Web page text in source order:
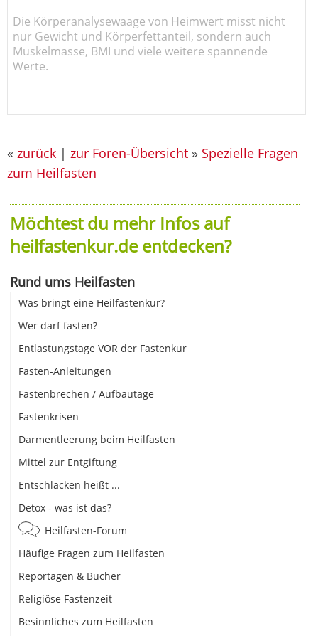
Die Körperanalysewaage von Heimwert misst nicht
nur Gewicht und Körperfettanteil, sondern auch
Muskelmasse, BMI und viele weitere spannende
Werte.
« zurück | zur Foren-Übersicht » Spezielle Fragen
zum Heilfasten
Möchtest du mehr Infos auf
heilfastenkur.de entdecken?
Rund ums Heilfasten
Was bringt eine Heilfastenkur?
Wer darf fasten?
Entlastungstage VOR der Fastenkur
Fasten-Anleitungen
Fastenbrechen / Aufbautage
Fastenkrisen
Darmentleerung beim Heilfasten
Mittel zur Entgiftung
Entschlacken heißt ...
Detox - was ist das?
Heilfasten-Forum
Häufige Fragen zum Heilfasten
Reportagen & Bücher
Religiöse Fastenzeit
Besinnliches zum Heilfasten